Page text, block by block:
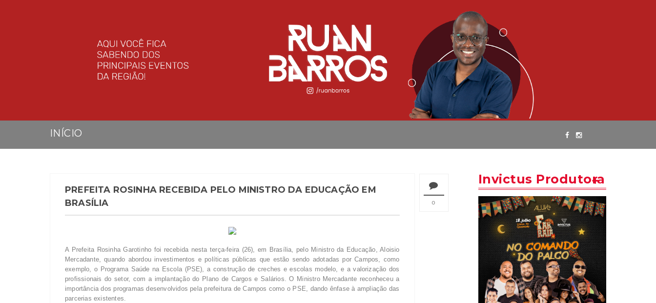
INÍCIO
0
PREFEITA ROSINHA RECEBIDA PELO MINISTRO DA EDUCAÇÃO EM
BRASÍLIA
A Prefeita Rosinha Garotinho foi recebida nesta terça-feira (26), em Brasília, pelo Ministro da Educação, Aloisio
Mercadante, quando abordou investimentos e políticas públicas que estão sendo adotadas por Campos, como
exemplo, o Programa Saúde na Escola (PSE), a construção de creches e escolas modelo, e a valorização dos
profissionais do setor, com a implantação do Plano de Cargos e Salários. O Ministro Mercadante reconheceu a
importância dos programas desenvolvidos pela prefeitura de Campos como o PSE, dando ênfase à ampliação das
parcerias existentes.
Invictus Produtora